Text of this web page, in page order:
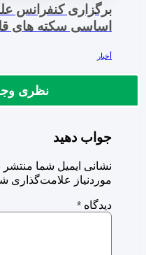
برگزاری کنفرانس
اساسی سکته های
أخبار
نظری
جواب دهید
نشانی ایمیل شما منتشر
موردنیاز علامت‌گذاری
دیدگاه *